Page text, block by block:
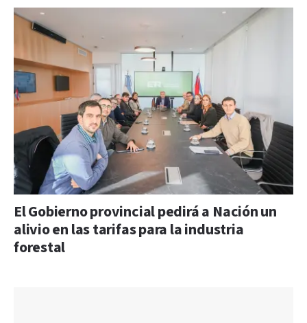
El Gobierno provincial pedirá a Nación un
alivio en las tarifas para la industria
forestal